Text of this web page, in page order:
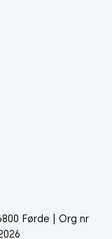
Førde | Org nr